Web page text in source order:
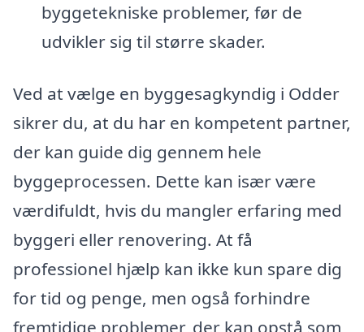
byggetekniske problemer, før de
udvikler sig til større skader.
Ved at vælge en byggesagkyndig i Odder
sikrer du, at du har en kompetent partner,
der kan guide dig gennem hele
byggeprocessen. Dette kan især være
værdifuldt, hvis du mangler erfaring med
byggeri eller renovering. At få
professionel hjælp kan ikke kun spare dig
for tid og penge, men også forhindre
fremtidige problemer, der kan opstå som